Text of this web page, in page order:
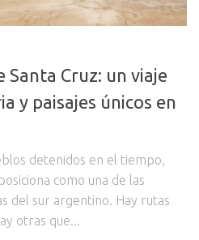
Santa Cruz: un viaje
y paisajes únicos en
detenidos en el tiempo,
como una de las
del sur argentino. Hay rutas
otras que...